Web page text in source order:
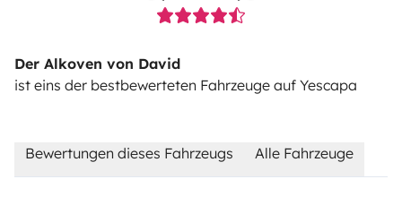
Der Alkoven von David
ist eins der bestbewerteten Fahrzeuge auf Yescapa
Bewertungen dieses Fahrzeugs Alle Fahrzeuge